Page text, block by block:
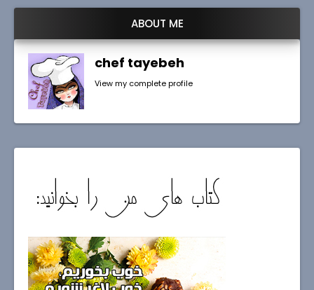
ABOUT ME
chef tayebeh
View my complete profile